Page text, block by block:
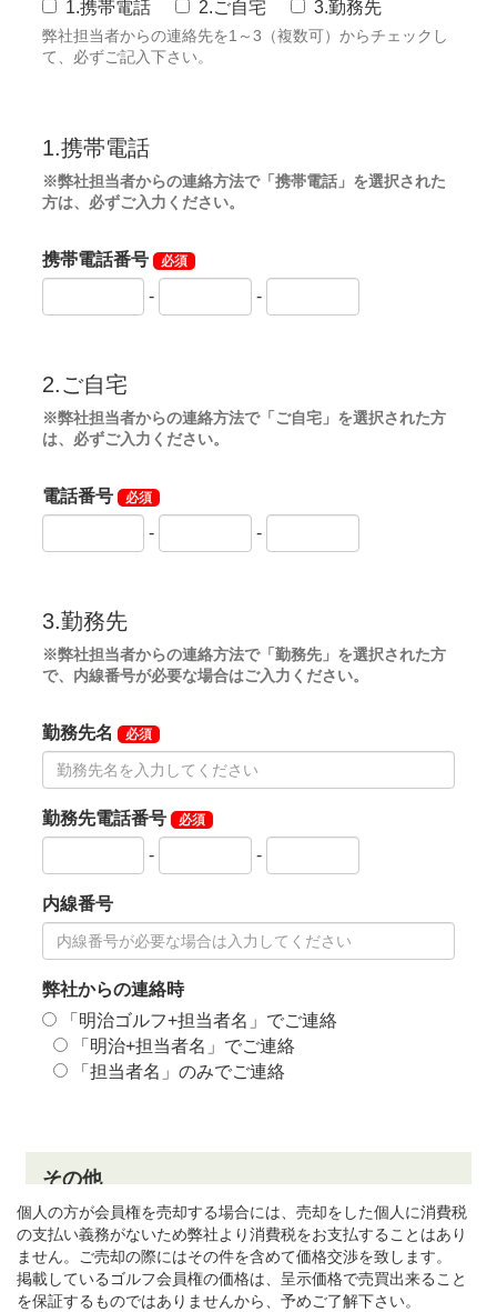
個人の方が会員権を売却する場合には、売却をした個人に消費税
の支払い義務がないため弊社より消費税をお支払することはあり
ません。ご売却の際にはその件を含めて価格交渉を致します。
掲載しているゴルフ会員権の価格は、呈示価格で売買出来ること
を保証するものではありませんから、予めご了解下さい。